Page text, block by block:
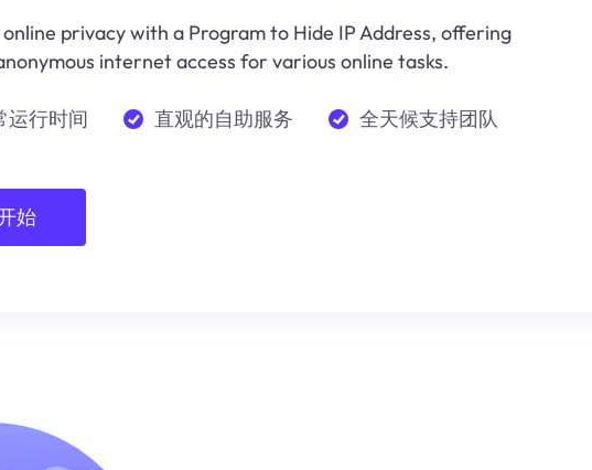
privacy with a Program to Hide IP Address, offering
internet access for various online tasks.
运行时间 直观的自助服务 全天候支持团队
始